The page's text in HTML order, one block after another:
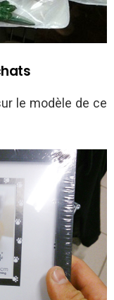
le modèle de ce